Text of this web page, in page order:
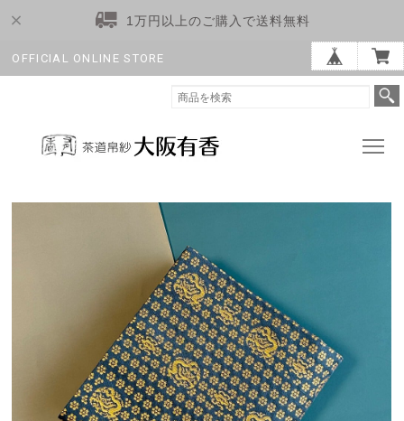
1万円以上のご購入で送料無料
OFFICIAL ONLINE STORE